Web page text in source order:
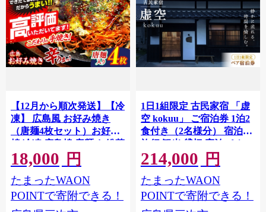
【12月から順次発送】【冷
凍】 広島風 お好み焼き
（唐麺4枚セット）お好み
焼 冷凍 広島焼 唐麺 お総菜
おかず 送料無料 広島 お取
り寄せ グルメ 夜食 おやつ
軽食 夜ごはん 晩ごはん 仕
送り ストック 買い置き レ
18,000 円
たまったWAON
POINTで寄附できる！
1日1組限定 古民家宿 「虚
空 kokuu」 ご宿泊券 1泊2
食付き（2名様分） 宿泊券
旅行 観光 貸切 宿泊 チケッ
ト 宿 民宿 古民家 お出かけ
食事付き 1泊2食付き 休暇
ホテル 自然 ペア 二人 三次
市 / 卑弥呼蔵虚空
214,000 円
たまったWAON
POINTで寄附できる！